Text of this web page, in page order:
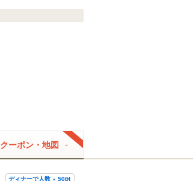
クーポン・地図
ディナーで人数 × 50pt